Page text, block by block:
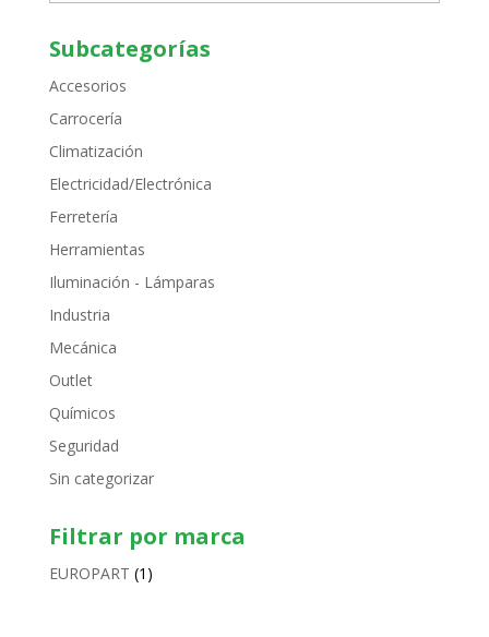
Subcategorías
Accesorios
Carrocería
Climatización
Electricidad/Electrónica
Ferretería
Herramientas
Iluminación - Lámparas
Industria
Mecánica
Outlet
Químicos
Seguridad
Sin categorizar
Filtrar por marca
EUROPART (1)